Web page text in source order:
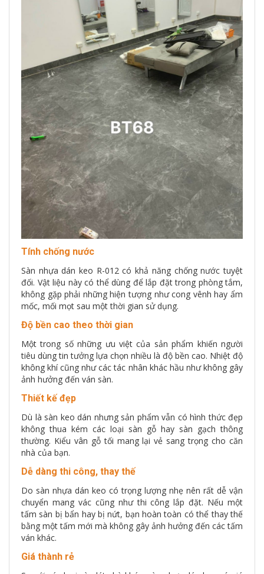
Tính chống nước
Sàn nhựa dán keo R-012 có khả năng chống nước tuyệt
đối. Vật liệu này có thể dùng để lắp đặt trong phòng tắm,
không gặp phải những hiện tượng như cong vênh hay ẩm
mốc, mối mọt sau một thời gian sử dụng.
Độ bền cao theo thời gian
Một trong số những ưu việt của sản phẩm khiến người
tiêu dùng tin tưởng lựa chọn nhiều là độ bền cao. Nhiệt độ
không khí cũng như các tác nhân khác hầu như không gây
ảnh hưởng đến ván sàn.
Thiết kế đẹp
Dù là sàn keo dán nhưng sản phẩm vẫn có hình thức đẹp
không thua kém các loại sàn gỗ hay sàn gạch thông
thường. Kiểu vân gỗ tối mang lại vẻ sang trọng cho căn
nhà của bạn.
Dễ dàng thi công, thay thế
Do sàn nhựa dán keo có trọng lượng nhẹ nên rất dễ vận
chuyển mang vác cũng như thi công lắp đặt. Nếu một
tấm sàn bị bẩn hay bị nứt, bạn hoàn toàn có thể thay thế
bằng một tấm mới mà không gây ảnh hưởng đến các tấm
ván khác.
Giá thành rẻ